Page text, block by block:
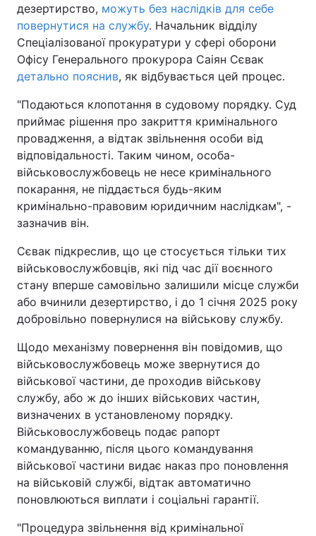
дезертирство, можуть без наслідків для себе
повернутися на службу. Начальник відділу
Спеціалізованої прокуратури у сфері оборони
Офісу Генерального прокурора Саіян Сєвак
детально пояснив, як відбувається цей процес.
"Подаються клопотання в судовому порядку. Суд
приймає рішення про закриття кримінального
провадження, а відтак звільнення особи від
відповідальності. Таким чином, особа-
військовослужбовець не несе кримінального
покарання, не піддається будь-яким
кримінально-правовим юридичним наслідкам", -
зазначив він.
Сєвак підкреслив, що це стосується тільки тих
військовослужбовців, які під час дії воєнного
стану вперше самовільно залишили місце служби
або вчинили дезертирство, і до 1 січня 2025 року
добровільно повернулися на військову службу.
Щодо механізму повернення він повідомив, що
військовослужбовець може звернутися до
військової частини, де проходив військову
службу, або ж до інших військових частин,
визначених в установленому порядку.
Військовослужбовець подає рапорт
командуванню, після цього командування
військової частини видає наказ про поновлення
на військовій службі, відтак автоматично
поновлюються виплати і соціальні гарантії.
"Процедура звільнення від кримінальної